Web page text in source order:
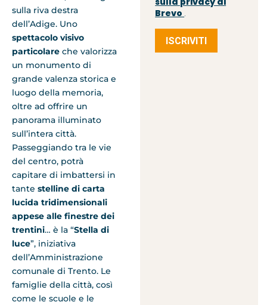
sulla riva destra
dell’Adige. Uno
spettacolo visivo
particolare che valorizza
un monumento di
grande valenza storica e
luogo della memoria,
oltre ad offrire un
panorama illuminato
sull’intera città.
Passeggiando tra le vie
del centro, potrà
capitare di imbattersi in
tante stelline di carta
lucida tridimensionali
appese alle finestre dei
trentini… è la “Stella di
luce”, iniziativa
dell’Amministrazione
comunale di Trento. Le
famiglie della città, così
come le scuole e le
Brevo .
ISCRIVITI